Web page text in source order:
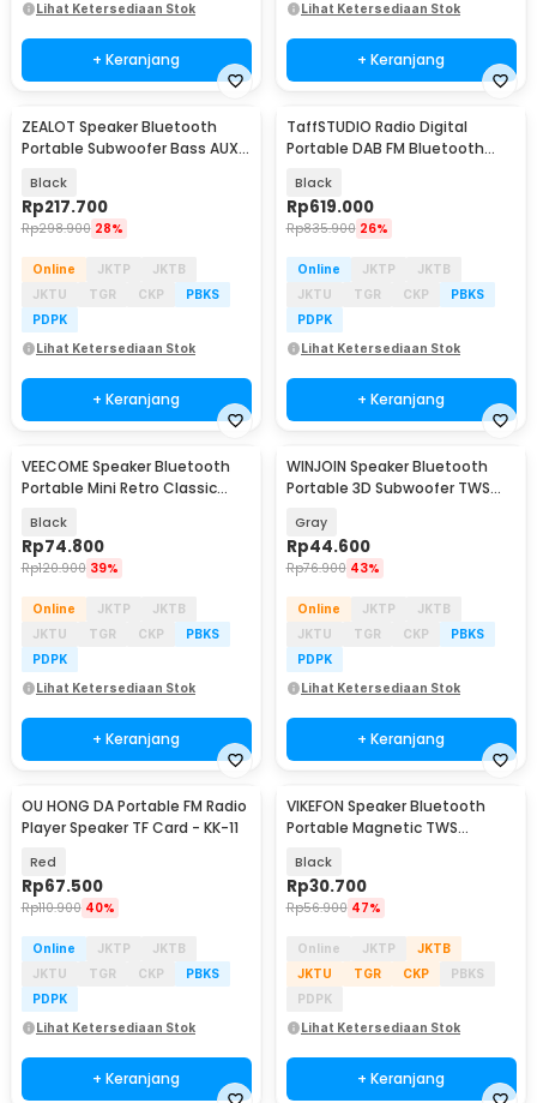
Lihat Ketersediaan Stok
+ Keranjang
Lihat Ketersediaan Stok
+ Keranjang
ZEALOT Speaker Bluetooth
Portable Subwoofer Bass AUX
Black
Rp217.700
Rp298.900 28%
Online JKTP
JKTB
JKTU
TGR CKP
PBKS
PDPK
Lihat Ketersediaan Stok
+ Keranjang
TaffSTUDIO Radio Digital
Portable DAB FM Bluetooth
Black
Rp619.000
Rp835.900 26%
Online JKTP
JKTB
JKTU
TGR CKP
PBKS
PDPK
Lihat Ketersediaan Stok
+ Keranjang
VEECOME Speaker Bluetooth
Portable Mini Retro Classic
Black
Rp74.800
Rp120.900 39%
Online JKTP
JKTB
JKTU
TGR CKP
PBKS
PDPK
Lihat Ketersediaan Stok
+ Keranjang
WINJOIN Speaker Bluetooth
Portable 3D Subwoofer TWS
Gray
Rp44.600
Rp76.900 43%
Online JKTP
JKTB
JKTU
TGR CKP
PBKS
PDPK
Lihat Ketersediaan Stok
+ Keranjang
OU HONG DA Portable FM Radio
Player Speaker TF Card - KK-11
Red
Rp67.500
Rp110.900 40%
Online JKTP
JKTB
JKTU
TGR CKP
PBKS
PDPK
Lihat Ketersediaan Stok
+ Keranjang
VIKEFON Speaker Bluetooth
Portable Magnetic TWS
Black
Rp30.700
Rp56.900 47%
Online JKTP
JKTB
JKTU
TGR CKP
PBKS
PDPK
Lihat Ketersediaan Stok
+ Keranjang